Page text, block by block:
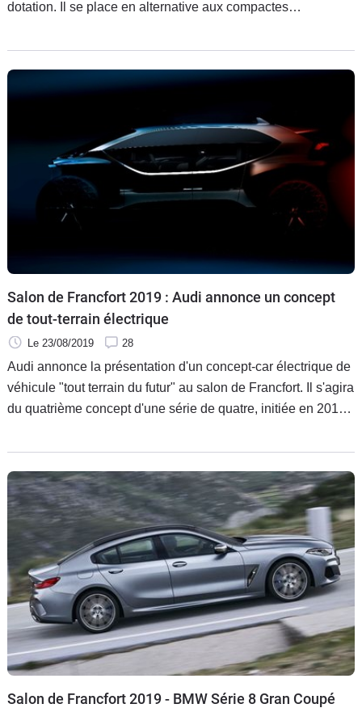
dotation. Il se place en alternative aux compactes
T-Roc. Première rencontre virtuelle.
Salon de Francfort 2019 : Audi annonce un concept
de tout-terrain électrique
Le 23/08/2019 28
Audi annonce la présentation d'un concept-car électrique de
véhicule "tout terrain du futur" au salon de Francfort. Il s'agira
du quatrième concept d'une série de quatre, initiée en 2017,
Salon de Francfort 2019 - BMW Série 8 Gran Coupé